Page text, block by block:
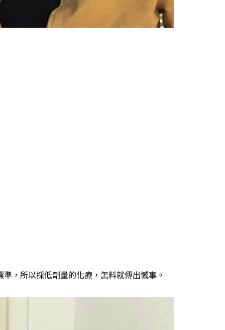
，所以採低劑量的化療，怎料就傳出憾事。